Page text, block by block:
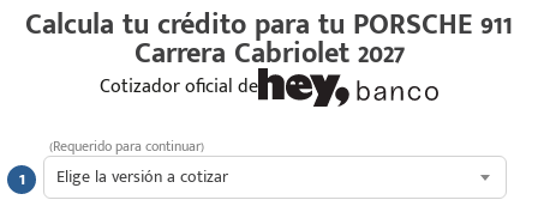
Calcula tu crédito para tu PORSCHE 911
Carrera Cabriolet 2027
Cotizador oficial de
Elige la versión a cotizar
(Requerido para continuar)